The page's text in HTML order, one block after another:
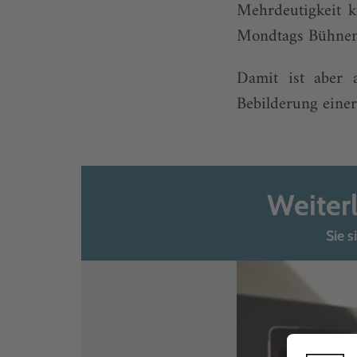
Mehrdeutigkeit
Mondtags
Damit ist aber
Bebilderung
Sie